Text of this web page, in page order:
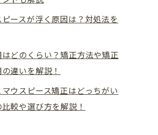
ースが浮く原因は？対処法を
どのくらい？矯正方法や矯正
違いを解説！
ウスピース矯正はどっちがい
較や選び方を解説！